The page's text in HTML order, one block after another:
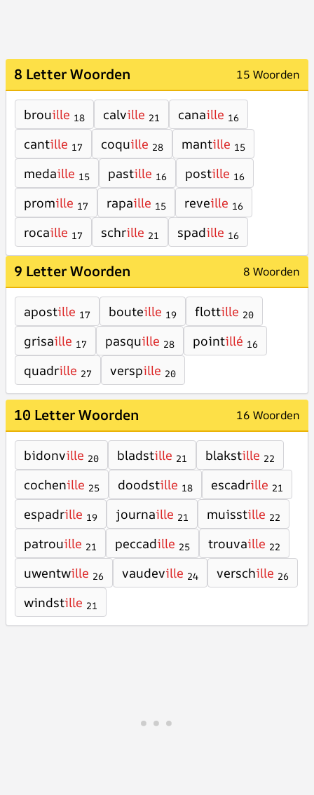
8 Letter Woorden 15 Woorden
brouille 18 calville 21 canaille 16
cantille 17 coquille 28 mantille 15
medaille 15 pastille 16 postille 16
promille 17 rapaille 15 reveille 16
rocaille 17 schrille 21 spadille 16
9 Letter Woorden 8 Woorden
apostille 17 bouteille 19 flottille 20
grisaille 17 pasquille 28 pointillé 16
quadrille 27 verspille 20
10 Letter Woorden 16 Woorden
bidonville 20 bladstille 21 blakstille 22
cochenille 25 doodstille 18 escadrille 21
espadrille 19 journaille 21 muisstille 22
patrouille 21 peccadille 25 trouvaille 22
uwentwille 26 vaudeville 24 verschille 26
windstille 21